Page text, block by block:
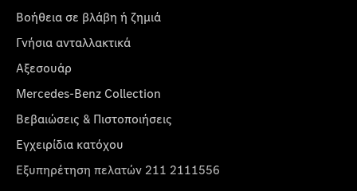
Βοήθεια σε βλάβη ή ζημιά
Γνήσια ανταλλακτικά
Αξεσουάρ
Mercedes-Benz Collection
Βεβαιώσεις & Πιστοποιήσεις
Εγχειρίδια κατόχου
Εξυπηρέτηση πελατών 211 2111556